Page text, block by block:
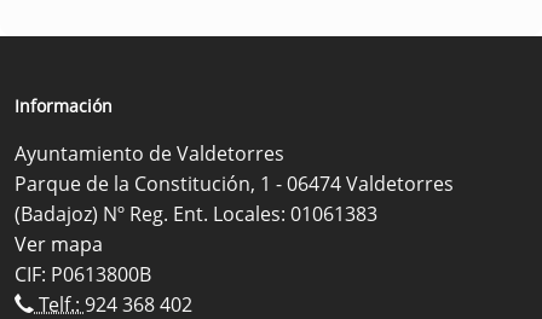
Información
Ayuntamiento de Valdetorres
Parque de la Constitución, 1 - 06474 Valdetorres
(Badajoz) Nº Reg. Ent. Locales: 01061383
Ver mapa
CIF: P0613800B
Telf.: 924 368 402